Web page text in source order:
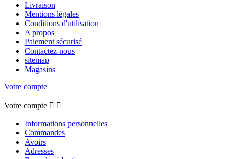
Livraison
Mentions légales
Conditions d'utilisation
A propos
Paiement sécurisé
Contactez-nous
sitemap
Magasins
Votre compte
Votre compte  
Informations personnelles
Commandes
Avoirs
Adresses